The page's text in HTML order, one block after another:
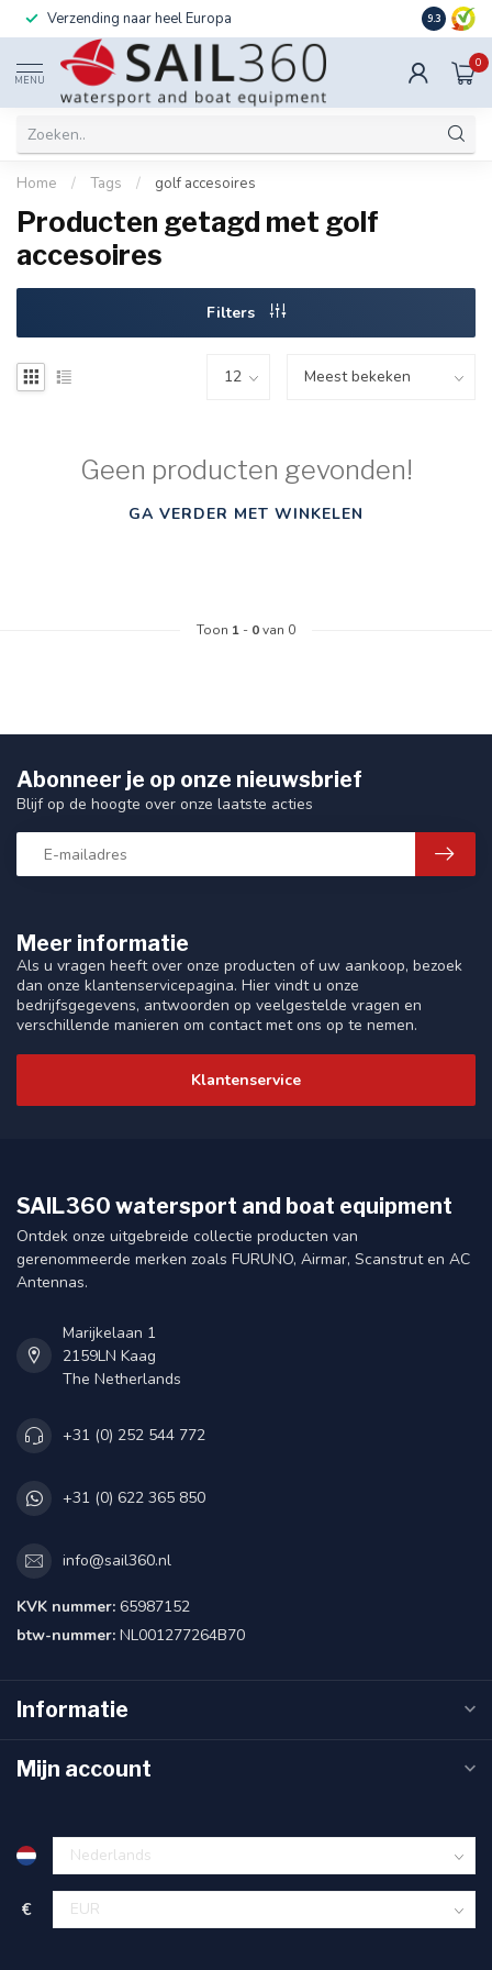
Verzending naar heel Europa Ook
9.3
MENU
0
Home / Tags / golf accesoires
Producten getagd met golf
accesoires
Filters
Geen producten gevonden!
GA VERDER MET WINKELEN
Toon 1 - 0van 0
Meer informatie
Als u vragen heeft over onze producten of uw aankoop, bezoek
dan onze klantenservicepagina. Hier vindt u onze
bedrijfsgegevens, antwoorden op veelgestelde vragen en
verschillende manieren om contact met ons op te nemen.
Klantenservice
Abonneer je op onze nieuwsbrief
Blijf op de hoogte over onze laatste acties
SAIL360 watersport and boat equipment
Ontdek onze uitgebreide collectie producten van
gerenommeerde merken zoals FURUNO, Airmar, Scanstrut en AC
Antennas.
Marijkelaan 1
2159LN Kaag
The Netherlands
+31 (0) 252 544 772
+31 (0) 622 365 850
info@sail360.nl
KVK nummer: 65987152
btw-nummer: NL001277264B70
Informatie
Mijn account
€